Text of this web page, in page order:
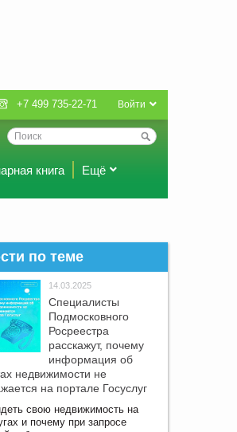
Войти
+7 499 735-22-71
книга Ещё
по теме
14.03.2025
Специалисты
Подмосковного
Росреестра
расскажут, почему
информация об
недвижимости не
на портале Госуслуг
свою недвижимость на
и почему при запросе